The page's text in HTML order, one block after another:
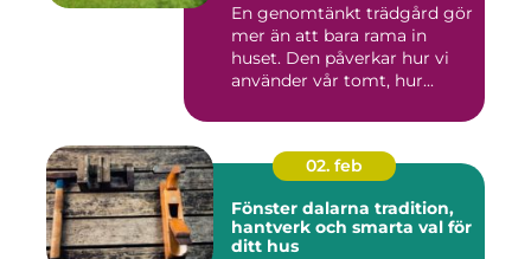
En genomtänkt trädgård gör
mer än att bara rama in
huset. Den påverkar hur vi
använder vår tomt, hur...
02. feb
Fönster dalarna tradition,
hantverk och smarta val för
ditt hus